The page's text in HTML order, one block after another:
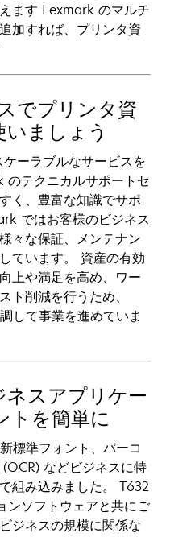
ます Lexmark のマルチ
加すれば、プリンタ資
でプリンタ資
ましょう
ーラブルなサービスを
テクニカルサポートセ
く、豊富な知識でサポ
ではお客様のビジネス
々な保証、メンテナン
ています。 資産の有効
上や満足を高め、ワー
ト削減を行うため、
して事業を進めていま
ネスアプリケー
トを簡単に
標準フォント、バーコ
などビジネスに特
組み込みました。 T632
ンソフトウェアと共にご
ジネスの規模に関係な